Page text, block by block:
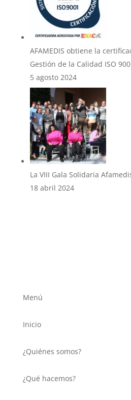
AFAMEDIS obtiene la
Gestión de la Calidad ISO
5 agosto 2024
La VIII Gala Solidaria
18 abril 2024
Menú
Inicio
¿Quiénes somos?
¿Qué hacemos?